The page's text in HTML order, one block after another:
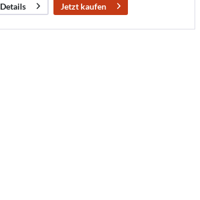
Details Jetzt kaufen